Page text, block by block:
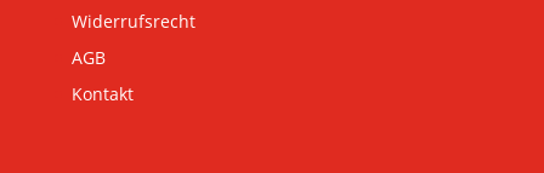
Widerrufsrecht
AGB
Kontakt